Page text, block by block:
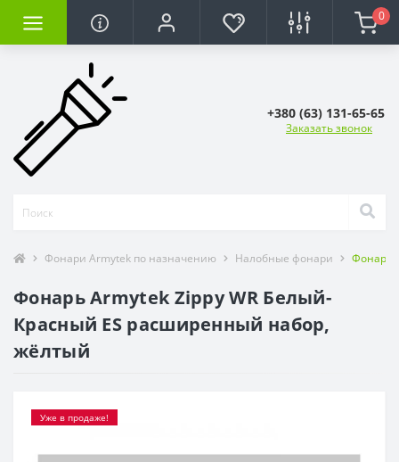
0
+380 (63) 131-65-65
Заказать звонок
Фонари Armytek по назначению Налобные фонари Фонарь
Фонарь Armytek Zippy WR Белый-
Красный ES расширенный набор,
жёлтый
Уже в продаже!